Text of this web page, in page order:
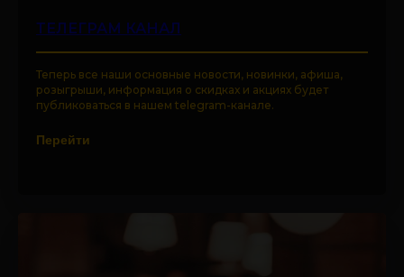
ТЕЛЕГРАМ КАНАЛ
Теперь все наши основные новости, новинки, афиша,
розыгрыши, информация о скидках и акциях будет
публиковаться в нашем telegram-канале.
Перейти